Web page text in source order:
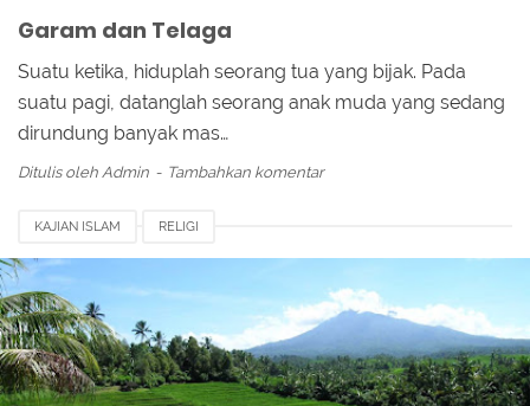
Garam dan Telaga
Suatu ketika, hiduplah seorang tua yang bijak. Pada
suatu pagi, datanglah seorang anak muda yang sedang
dirundung banyak mas…
Ditulis oleh Admin Tambahkan komentar
KAJIAN ISLAM RELIGI